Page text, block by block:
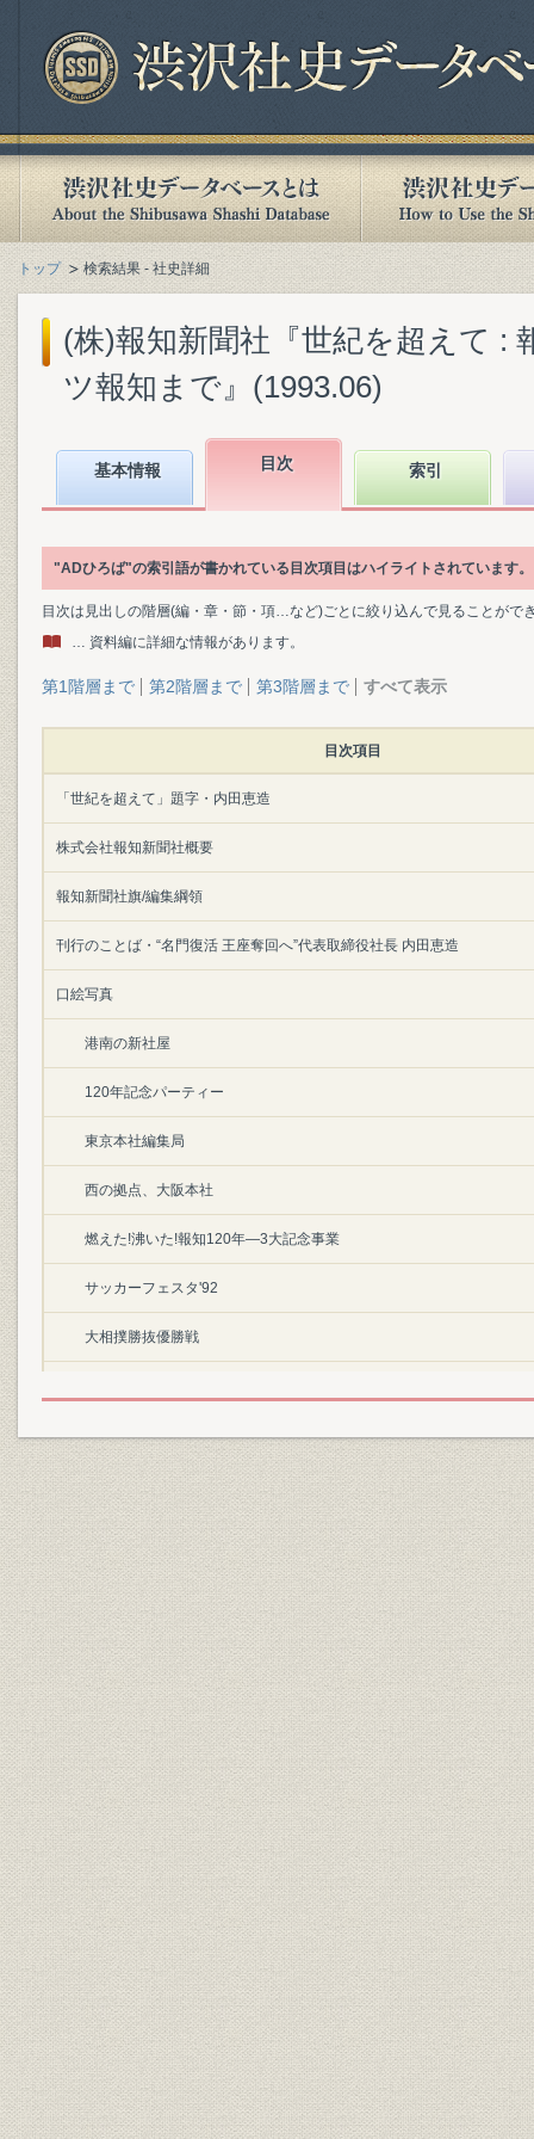
トップ 検索結果 - 社史詳細
(株)報知新聞社『世紀を超えて :
ツ報知まで』(1993.06)
基本情報 目次 索引
"ADひろば"の索引語が書かれている目次項目はハイライトされています。
目次は見出しの階層(編・章・節・項…など)ごとに絞り込んで見ることがで
… 資料編に詳細な情報があります。
第1階層まで 第2階層まで 第3階層まで すべて表示
目次項目
「世紀を超えて」題字・内田恵造
株式会社報知新聞社概要
報知新聞社旗/編集綱領
刊行のことば・“名門復活 王座奪回へ”代表取締役社長 内田恵造
口絵写真
港南の新社屋
120年記念パーティー
東京本社編集局
西の拠点、大阪本社
燃えた!沸いた!報知120年―3大記念事業
サッカーフェスタ'92
大相撲勝抜優勝戦
25万人が走った―青梅報知マラソン
燦と輝け新生巨人、長嶋監督・長鴫一茂・松井秀喜
爆発!ヤングパワー
'92報知プロスポーツ大賞受賞者
激撮!五輪の青春
東京
冬季札幌
ロサンゼルス
バルセロナ
冬季アルベールビル
カメラアイ―スポーツ・芸能・報知報道写真集(昭和27年~39年)
カメラアイ(昭和40年~49年)
カメラアイ(昭和50年~59年)
カメラアイ(昭和60年~平成3年)
カメラアイ(平成4年~5年)